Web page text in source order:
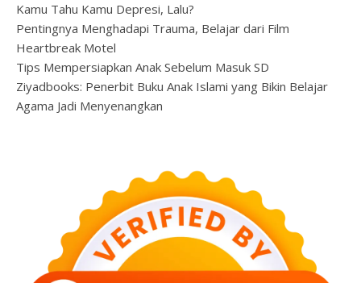
Kamu Tahu Kamu Depresi, Lalu?
Pentingnya Menghadapi Trauma, Belajar dari Film
Heartbreak Motel
Tips Mempersiapkan Anak Sebelum Masuk SD
Ziyadbooks: Penerbit Buku Anak Islami yang Bikin Belajar
Agama Jadi Menyenangkan